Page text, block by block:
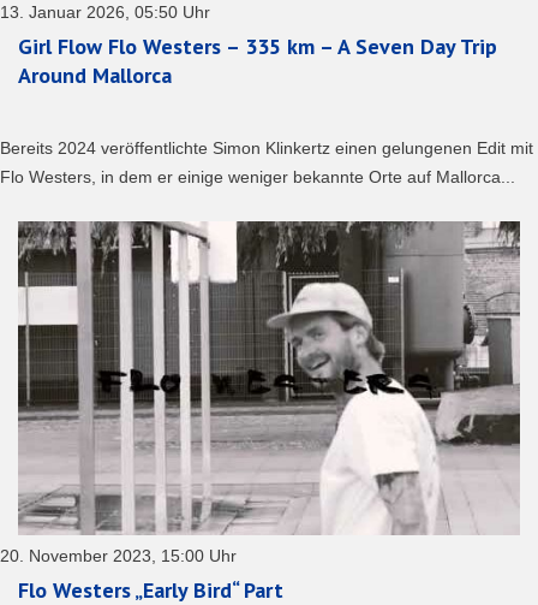
13. Januar 2026, 05:50 Uhr
Girl Flow Flo Westers – 335 km – A Seven Day Trip
Around Mallorca
Bereits 2024 veröffentlichte Simon Klinkertz einen gelungenen Edit mit
Flo Westers, in dem er einige weniger bekannte Orte auf Mallorca...
20. November 2023, 15:00 Uhr
Flo Westers „Early Bird“ Part